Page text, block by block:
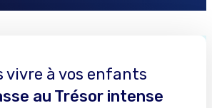
vivre à vos enfants
au Trésor intense